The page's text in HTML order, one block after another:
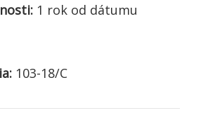
1 rok od dátumu
103-18/C